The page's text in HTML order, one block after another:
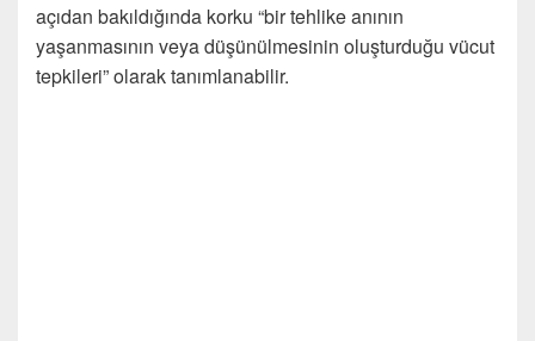
açıdan bakıldığında korku “bir tehlike anının
yaşanmasının veya düşünülmesinin oluşturduğu vücut
tepkileri” olarak tanımlanabilir.